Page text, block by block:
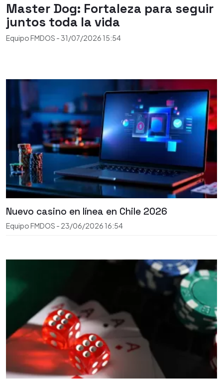
Master Dog: Fortaleza para seguir
juntos toda la vida
Equipo FMDOS -31/07/2026 15:54
Nuevo casino en línea en Chile 2026
Equipo FMDOS - 23/06/2026 16:54